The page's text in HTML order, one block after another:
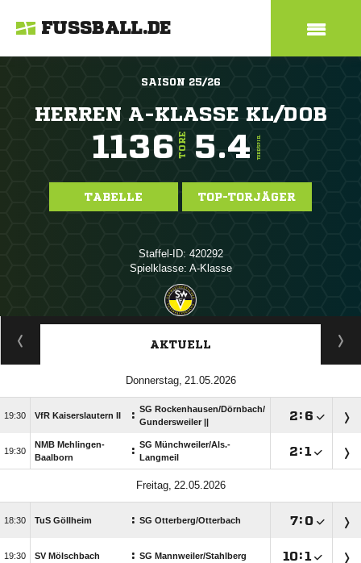
FUSSBALL.DE
SAISON 25/26
HERREN A-KLASSE KL/DOB
1136 TORE 5.4 TORE/SPIEL
TABELLE TOP-TORJÄGER
Staffel-ID: 420292
Spielklasse: A-Klasse
ANZEIGE
AKTUELL
 
 VfR Kaiserslautern II : SG Rockenhausen/​Dörnbach/​
Gundersweiler ||
: 

NMB Mehlingen-
Baalborn
: SG Münchweiler/​Als.-
Langmeil
:
 
 TuS Göllheim : SG Otterberg/​Otterbach : 
 SV Mölschbach : SG Mannweiler/​Stahlberg :